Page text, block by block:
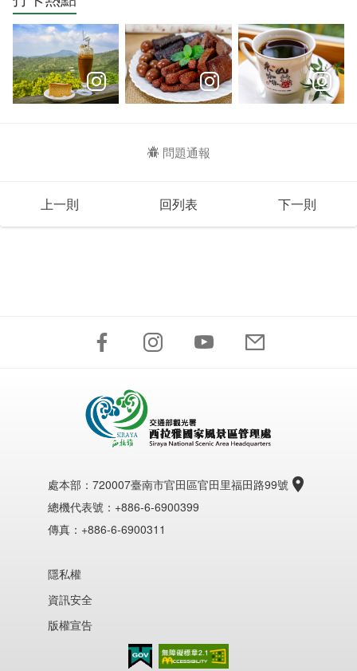
問題通報
上一則 回列表 下一則
處本部： 720007臺南市官田區官田里福田路99號
總機代表號：+886-6-6900399
傳真：+886-6-6900311
隱私權
資訊安全
版權宣告